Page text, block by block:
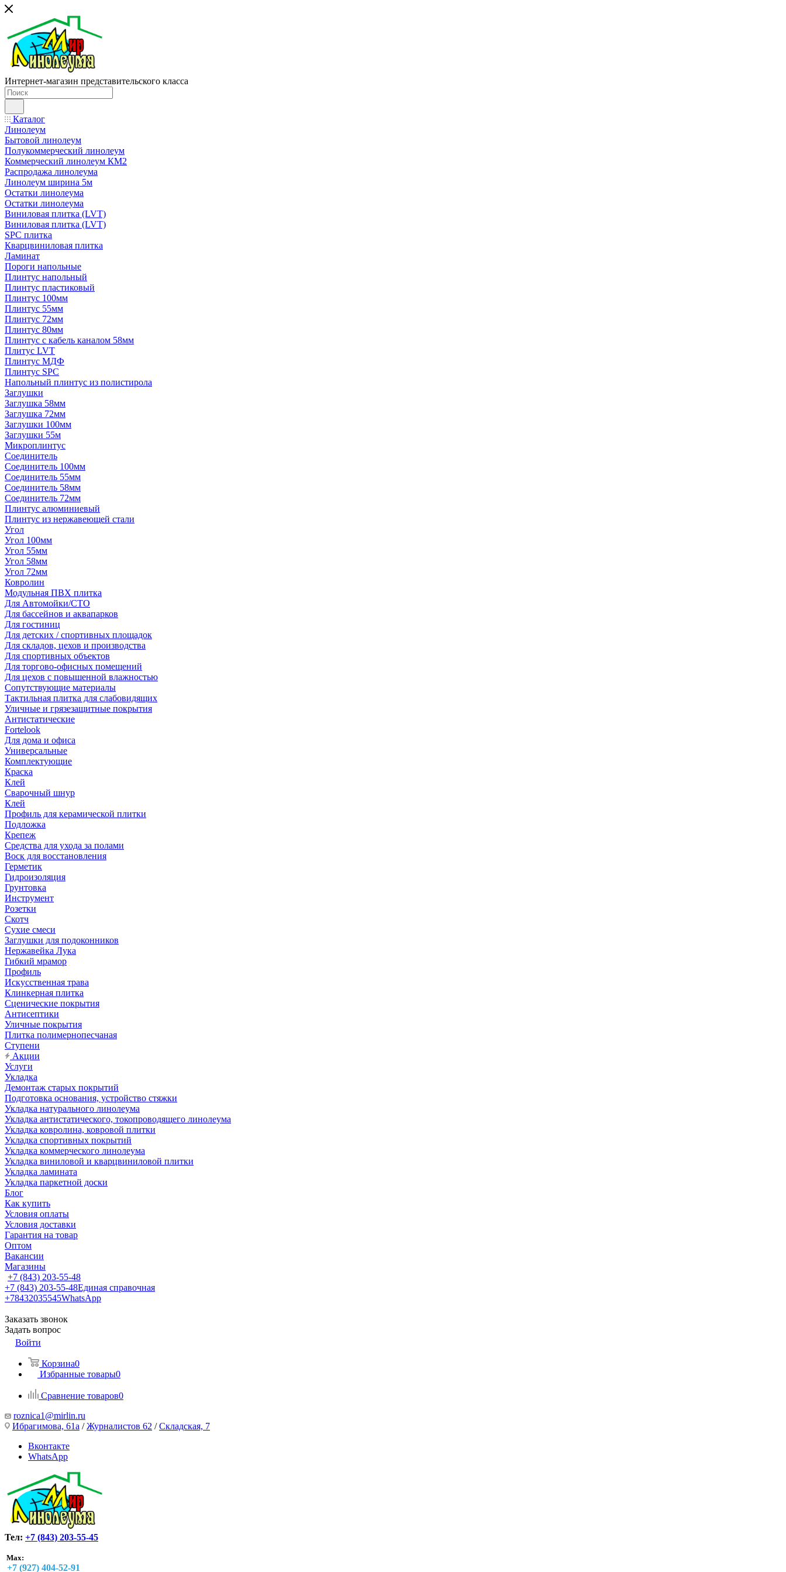
Интернет-магазин представительского класса
Каталог
Линолеум
Бытовой линолеум
Полукоммерческий линолеум
Коммерческий линолеум КМ2
Распродажа линолеума
Линолеум ширина 5м
Остатки линолеума
Остатки линолеума
Виниловая плитка (LVT)
Виниловая плитка (LVT)
SPC плитка
Кварцвиниловая плитка
Ламинат
Пороги напольные
Плинтус напольный
Плинтус пластиковый
Плинтус 100мм
Плинтус 55мм
Плинтус 72мм
Плинтус 80мм
Плинтус с кабель каналом 58мм
Плитус LVT
Плинтус МДФ
Плинтус SPC
Напольный плинтус из полистирола
Заглушки
Заглушка 58мм
Заглушка 72мм
Заглушки 100мм
Заглушки 55м
Микроплинтус
Соединитель
Соединитель 100мм
Соединитель 55мм
Соединитель 58мм
Соединитель 72мм
Плинтус алюминиевый
Плинтус из нержавеющей стали
Угол
Угол 100мм
Угол 55мм
Угол 58мм
Угол 72мм
Ковролин
Модульная ПВХ плитка
Для Автомойки/СТО
Для бассейнов и аквапарков
Для гостиниц
Для детских / спортивных площадок
Для складов, цехов и производства
Для спортивных объектов
Для торгово-офисных помещений
Для цехов с повышенной влажностью
Сопутствующие материалы
Тактильная плитка для слабовидящих
Уличные и грязезащитные покрытия
Антистатические
Fortelook
Для дома и офиса
Универсальные
Комплектующие
Краска
Клей
Сварочный шнур
Клей
Профиль для керамической плитки
Подложка
Крепеж
Средства для ухода за полами
Воск для восстановления
Герметик
Гидроизоляция
Грунтовка
Инструмент
Розетки
Скотч
Сухие смеси
Заглушки для подоконников
Нержавейка Лука
Гибкий мрамор
Профиль
Искусственная трава
Клинкерная плитка
Сценические покрытия
Антисептики
Уличные покрытия
Плитка полимернопесчаная
Ступени
Акции
Услуги
Укладка
Демонтаж старых покрытий
Подготовка основания, устройство стяжки
Укладка натурального линолеума
Укладка антистатического, токопроводящего линолеума
Укладка ковролина, ковровой плитки
Укладка спортивных покрытий
Укладка коммерческого линолеума
Укладка виниловой и кварцвиниловой плитки
Укладка ламината
Укладка паркетной доски
Блог
Как купить
Условия оплаты
Условия доставки
Гарантия на товар
Оптом
Вакансии
Магазины
+7 (843) 203-55-48
+7 (843) 203-55-48Единая справочная
+78432035545WhatsApp
Заказать звонок
Задать вопрос
Войти
Корзина0
Избранные товары0
Сравнение товаров0
roznica1@mirlin.ru
Ибрагимова, 61а /Журналистов 62 /Складская, 7
Вконтакте
WhatsApp
Тел: +7 (843) 203-55-45
Max:
+7 (927) 404-52-91